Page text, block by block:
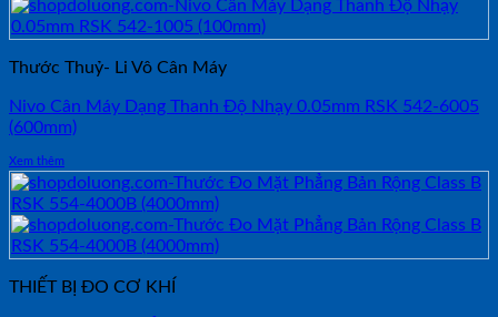
Thước Thuỷ- Li Vô Cân Máy
Nivo Cân Máy Dạng Thanh Độ Nhạy 0.05mm RSK 542-6005
(600mm)
Xem thêm
THIẾT BỊ ĐO CƠ KHÍ